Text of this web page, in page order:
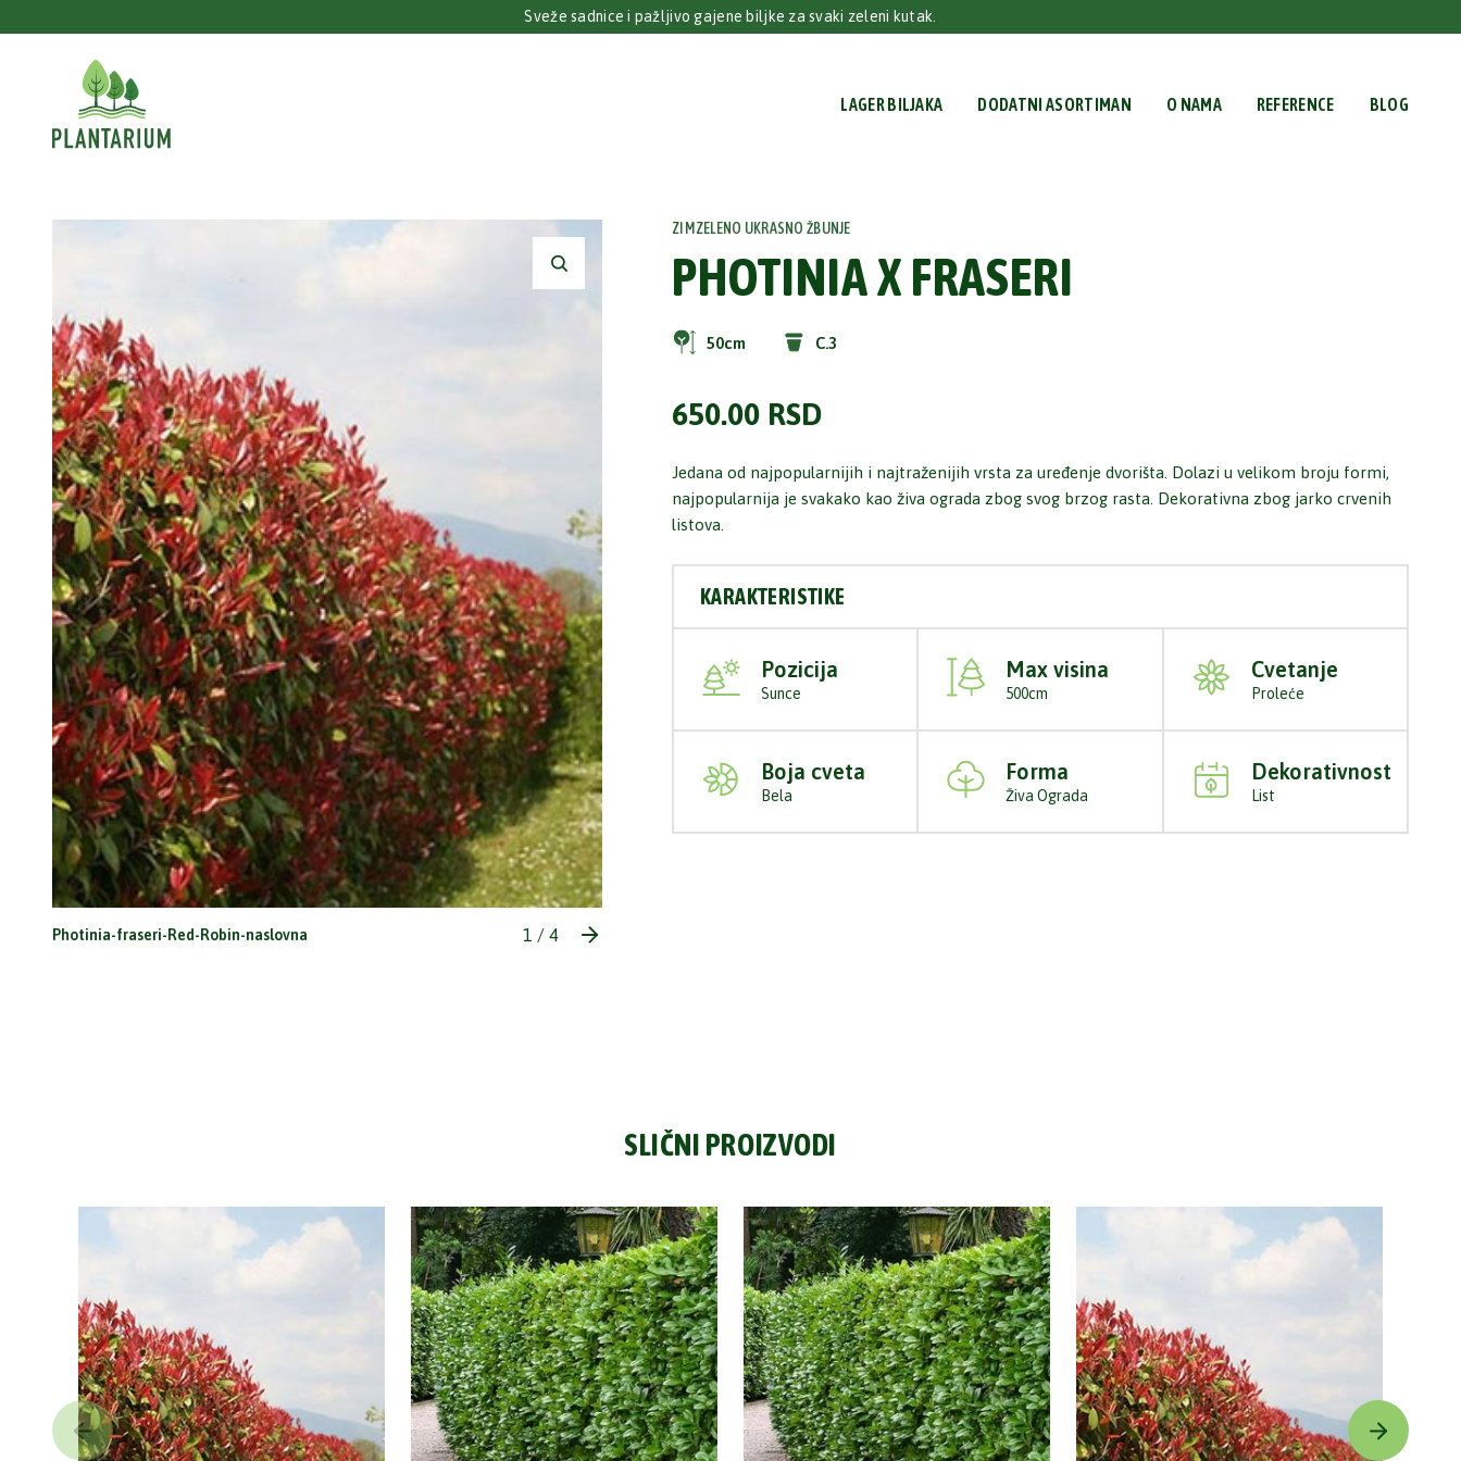
Sveže sadnice i pažljivo gajene biljke za svaki zeleni kutak.
LAGER BILJAKA DODATNI ASORTIMAN O NAMA REFERENCE BLOG
Photinia-fraseri-Red-Robin-naslovna 1 / 4
ZIMZELENO UKRASNO ŽBUNJE
PHOTINIA X FRASERI
50cm C.3
650.00 RSD
Jedana od najpopularnijih i najtraženijih vrsta za uređenje dvorišta. Dolazi u velikom broju formi,
najpopularnija je svakako kao živa ograda zbog svog brzog rasta. Dekorativna zbog jarko crvenih
listova.
KARAKTERISTIKE
Pozicija
Sunce
Max visina
500cm
Cvetanje
Proleće
Boja cveta
Bela
Forma
Živa Ograda
Dekorativnost
List
SLIČNI PROIZVODI